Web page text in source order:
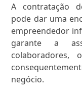
A contratação
pode dar uma
empreendedor
garante a
colaboradores,
negócio.